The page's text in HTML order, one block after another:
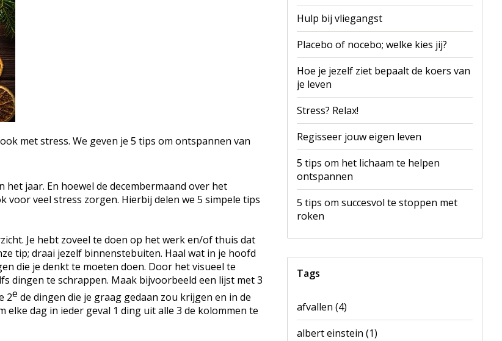
met stress. We geven je 5 tips om ontspannen van
jaar. En hoewel de decembermaand over het
voor veel stress zorgen. Hierbij delen we 5 simpele tips
Je hebt zoveel te doen op het werk en/of thuis dat
tip; draai jezelf binnenstebuiten. Haal wat in je hoofd
die je denkt te moeten doen. Door het visueel te
dingen te schrappen. Maak bijvoorbeeld een lijst met 3
2e de dingen die je graag gedaan zou krijgen en in de
dag in ieder geval 1 ding uit alle 3 de kolommen te
Hulp bij vliegangst
Placebo of nocebo; welke kies jij?
Hoe je jezelf ziet bepaalt de koers van
je leven
Stress? Relax!
Regisseer jouw eigen leven
5 tips om het lichaam te helpen
ontspannen
5 tips om succesvol te stoppen met
roken
Tags
afvallen (4)
albert einstein (1)